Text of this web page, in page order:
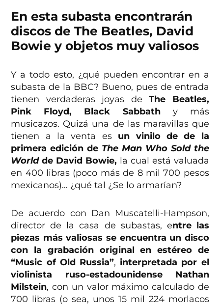
En esta subasta encontrarán
discos de The Beatles, David
Bowie y objetos muy valiosos
Y a todo esto, ¿qué pueden encontrar en a
subasta de la BBC? Bueno, pues de entrada
tienen verdaderas joyas deThe
Beatles,
Pink Floyd, Black Sabbathy más
musicazos. Quizá una de las maravillas que
tienen a la venta es un vinilo de de la
primera edición de The Man Who Sold the
Worldde David Bowie, la cual está valuada
en 400 libras (poco más de 8 mil 700 pesos
mexicanos)… ¿qué tal ¿Se lo armarían?
De acuerdo con Dan Muscatelli-Hampson,
director de la casa de subastas, entre las
piezas más valiosas se encuentra un disco
con la grabación original en estéreo de
“Music of Old Russia”, interpretada por el
violinista ruso-estadounidense Nathan
Milstein, con un valor máximo calculado de
700 libras (o sea, unos 15 mil 224 morlacos